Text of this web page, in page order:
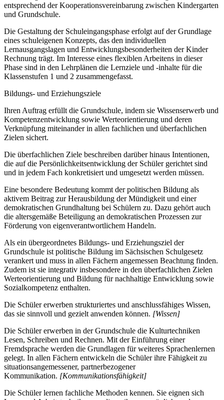
entsprechend der Kooperationsvereinbarung zwischen Kindergarten
und Grundschule.
Die Gestaltung der Schuleingangsphase erfolgt auf der Grundlage
eines schuleigenen Konzepts, das den individuellen
Lernausgangslagen und Entwicklungsbesonderheiten der Kinder
Rechnung trägt. Im Interesse eines flexiblen Arbeitens in dieser
Phase sind in den Lehrplänen die Lernziele und -inhalte für die
Klassenstufen 1 und 2 zusammengefasst.
Bildungs- und Erziehungsziele
Ihren Auftrag erfüllt die Grundschule, indem sie Wissenserwerb und
Kompetenzentwicklung sowie Werteorientierung und deren
Verknüpfung miteinander in allen fachlichen und überfachlichen
Zielen sichert.
Die überfachlichen Ziele beschreiben darüber hinaus Intentionen,
die auf die Persönlichkeitsentwicklung der Schüler gerichtet sind
und in jedem Fach konkretisiert und umgesetzt werden müssen.
Eine besondere Bedeutung kommt der politischen Bildung als
aktivem Beitrag zur Herausbildung der Mündigkeit und einer
demokratischen Grundhaltung bei Schülern zu. Dazu gehört auch
die altersgemäße Beteiligung an demokratischen Prozessen zur
Förderung von eigenverantwortlichem Handeln.
Als ein übergeordnetes Bildungs- und Erziehungsziel der
Grundschule ist politische Bildung im Sächsischen Schulgesetz
verankert und muss in allen Fächern angemessen Beachtung finden.
Zudem ist sie integrativ insbesondere in den überfachlichen Zielen
Werteorientierung und Bildung für nachhaltige Entwicklung sowie
Sozialkompetenz enthalten.
Die Schüler erwerben strukturiertes und anschlussfähiges Wissen,
das sie sinnvoll und gezielt anwenden können. [Wissen]
Die Schüler erwerben in der Grundschule die Kulturtechniken
Lesen, Schreiben und Rechnen. Mit der Einführung einer
Fremdsprache werden die Grundlagen für weiteres Sprachenlernen
gelegt. In allen Fächern entwickeln die Schüler ihre Fähigkeit zu
situationsangemessener, partnerbezogener
Kommunikation. [Kommunikationsfähigkeit]
Die Schüler lernen fachliche Methoden kennen. Sie eignen sich